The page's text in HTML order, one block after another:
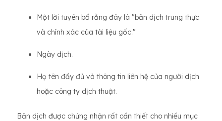
Một lời tuyên bố rằng đây là "bản dịch trung thực
và chính xác của tài liệu gốc."
Ngày dịch.
Họ tên đầy đủ và thông tin liên hệ của người dịch
hoặc công ty dịch thuật.
Bản dịch được chứng nhận rất cần thiết cho nhiều mục